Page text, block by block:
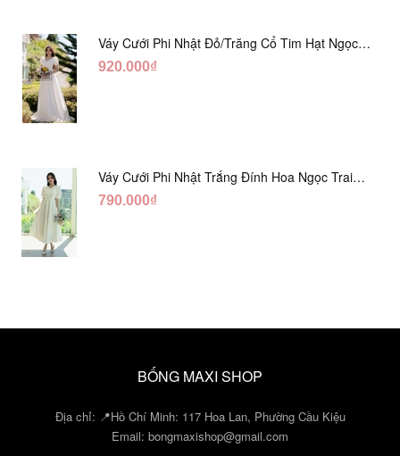
Váy Cưới Phi Nhật Đỏ/Trăng Cổ Tim Hạt Ngọc
DC548
920.000₫
Váy Cưới Phi Nhật Trắng Đính Hoa Ngọc Trai
Lửng DC465
790.000₫
BỐNG MAXI SHOP
Địa chỉ: 📍Hồ Chí Minh: 117 Hoa Lan, Phường Cầu Kiệu
Email: bongmaxishop@gmail.com